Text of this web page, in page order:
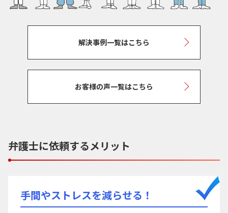
解決事例一覧はこちら
お客様の声一覧はこちら
弁護士に依頼するメリット
手間やストレスを減らせる！